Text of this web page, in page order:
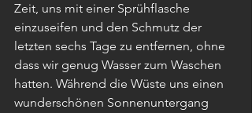
Zeit, uns mit einer Sprühflasche
einzuseifen und den Schmutz der
letzten sechs Tage zu entfernen, ohne
dass wir genug Wasser zum Waschen
hatten. Während die Wüste uns einen
wunderschönen Sonnenuntergang